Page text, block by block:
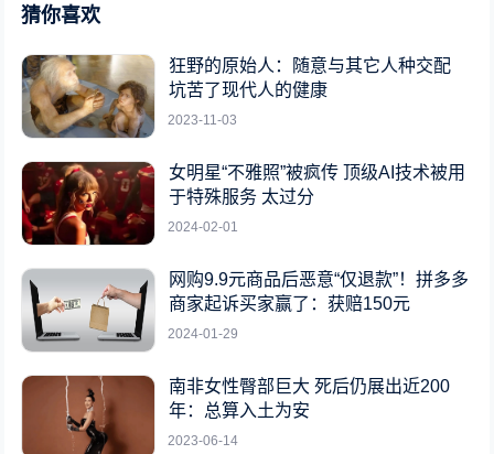
猜你喜欢
狂野的原始人：随意与其它人种交配
坑苦了现代人的健康
2023-11-03
女明星“不雅照”被疯传 顶级AI技术被用
于特殊服务 太过分
2024-02-01
网购9.9元商品后恶意“仅退款”！拼多多
商家起诉买家赢了：获赔150元
2024-01-29
南非女性臀部巨大 死后仍展出近200
年：总算入土为安
2023-06-14